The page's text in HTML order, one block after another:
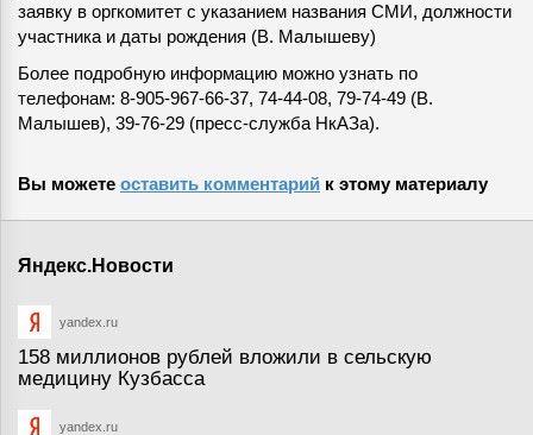
заявку в оргкомитет с указанием названия СМИ, должности
участника и даты рождения (В. Малышеву)
Более подробную информацию можно узнать по
телефонам: 8-905-967-66-37, 74-44-08, 79-74-49 (В.
Малышев), 39-76-29 (пресс-служба НкАЗа).
Вы можете оставить комментарий к этому материалу
Яндекс.Новости
yandex.ru
158 миллионов рублей вложили в сельскую
медицину Кузбасса
yandex.ru